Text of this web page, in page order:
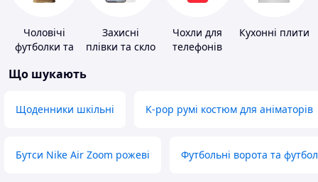
Чоловічі
футболки та
Захисні
плівки та скло
Чохли для
телефонів
Кухонні плити
Що шукають
Щоденники шкільні K-pop румі костюм для аніматорів
Бутси Nike Air Zoom рожеві Футбольні ворота та